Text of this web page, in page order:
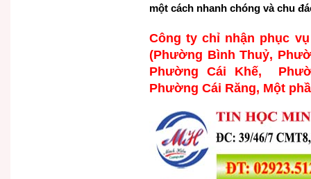
một cách nhanh chóng và chu
Công ty chỉ nhận phục
(Phường Bình Thuỷ,
Phường Cái Khế,
Phường Cái Răng, Một